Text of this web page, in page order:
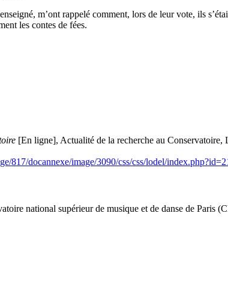
m’ont rappelé comment, lors de leur vote, ils
les contes de fées.
[En ligne], Actualité de la recherche au Conservatoire,
817/docannexe/image/3090/css/css/lodel/
national supérieur de musique et de danse de Paris